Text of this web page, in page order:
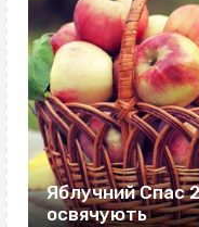
Яблучний Спас
освячують